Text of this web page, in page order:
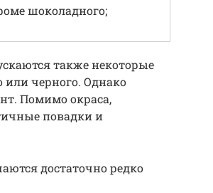
шоколадного;
также некоторые
черного. Однако
Помимо окраса,
повадки и
достаточно редко